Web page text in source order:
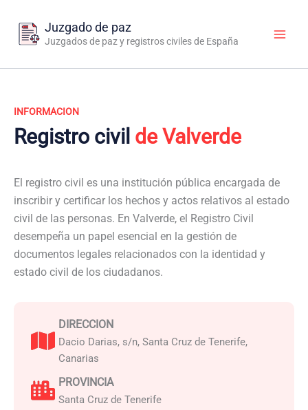
contenido
Juzgado de paz
Juzgados de paz y registros civiles de España
INFORMACION
Registro civil de Valverde
El registro civil es una institución pública encargada de
inscribir y certificar los hechos y actos relativos al estado
civil de las personas. En Valverde, el Registro Civil
desempeña un papel esencial en la gestión de
documentos legales relacionados con la identidad y
estado civil de los ciudadanos.
DIRECCION
Dacio Darias, s/n, Santa Cruz de Tenerife,
Canarias
PROVINCIA
Santa Cruz de Tenerife